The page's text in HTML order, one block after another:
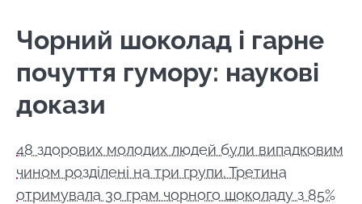
Чорний шоколад і гарне
почуття гумору: наукові
докази
48 здорових молодих людей були випадковим
чином розділені на три групи. Третина
отримувала 30 грам чорного шоколаду з 85%